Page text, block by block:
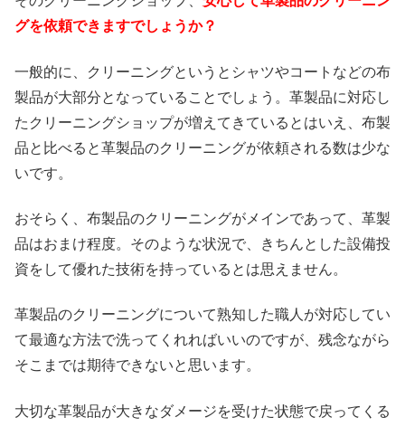
グを依頼できますでしょうか？
一般的に、クリーニングというとシャツやコートなどの布
製品が大部分となっていることでしょう。革製品に対応し
たクリーニングショップが増えてきているとはいえ、布製
品と比べると革製品のクリーニングが依頼される数は少な
いです。
おそらく、布製品のクリーニングがメインであって、革製
品はおまけ程度。そのような状況で、きちんとした設備投
資をして優れた技術を持っているとは思えません。
革製品のクリーニングについて熟知した職人が対応してい
て最適な方法で洗ってくれればいいのですが、残念ながら
そこまでは期待できないと思います。
大切な革製品が大きなダメージを受けた状態で戻ってくる